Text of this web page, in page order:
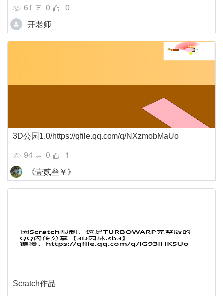
61 0
0
开老师
3D公园1.0/https://qfile.qq.com/q/NXzmobMaUo
94 0
1
《壹贰叁￥》
Scratch作品